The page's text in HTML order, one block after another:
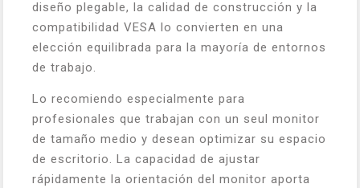
diseño plegable, la calidad de construcción y la
compatibilidad VESA lo convierten en una
elección equilibrada para la mayoría de entornos
de trabajo.
Lo recomiendo especialmente para
profesionales que trabajan con un seul monitor
de tamaño medio y desean optimizar su espacio
de escritorio. La capacidad de ajustar
rápidamente la orientación del monitor aporta